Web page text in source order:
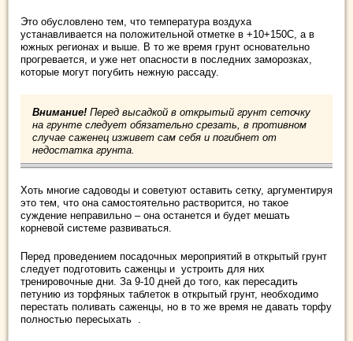
Это обусловлено тем, что температура воздуха
устанавливается на положительной отметке в +10+150С, а в
южных регионах и выше. В то же время грунт основательно
прогревается, и уже нет опасности в последних заморозках,
которые могут погубить нежную рассаду.
Внимание! Перед высадкой в открытый грунт сеточку
на грунте следует обязательно срезать, в противном
случае саженец изживет сам себя и погибнет от
недостатка грунта.
Хоть многие садоводы и советуют оставить сетку, аргументируя
это тем, что она самостоятельно растворится, но такое
суждение неправильно – она останется и будет мешать
корневой системе развиваться.
Перед проведением посадочных мероприятий в открытый грунт
следует подготовить саженцы и устроить для них
тренировочные дни. За 9-10 дней до того, как пересадить
петунию из торфяных таблеток в открытый грунт, необходимо
перестать поливать саженцы, но в то же время не давать торфу
полностью пересыхать .